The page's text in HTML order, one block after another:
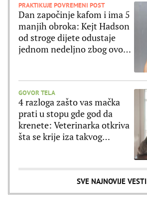
PRAKTIKUJE POVREMENI POST
Dan započinje kafom i ima 5
manjih obroka: Kejt Hadson
od stroge dijete odustaje
jednom nedeljno zbog ovog
GOVOR TELA
4 razloga zašto vas mačka
prati u stopu gde god da
krenete: Veterinarka otkriva
šta se krije iza takvog
SVE NAJNOVIJE VESTI